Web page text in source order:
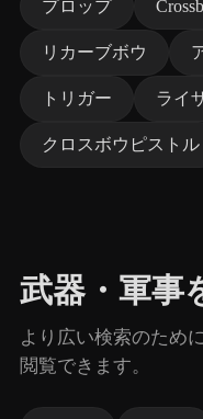
プロップ
リカーブボウ
トリガー ライ
クロスボウピストル
武器・軍事
より広い検索のため
閲覧できます。